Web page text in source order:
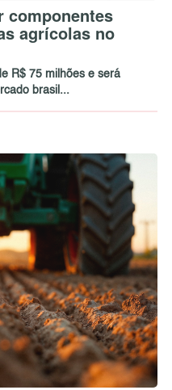
componentes
agrícolas no
R$ 75 milhões e será
brasil...